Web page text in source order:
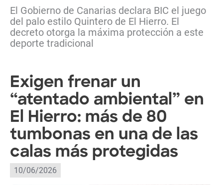
El Gobierno de Canarias declara BIC el juego
del palo estilo Quintero de El Hierro. El
decreto otorga la máxima protección a este
deporte tradicional
Exigen frenar un
“atentado ambiental” en
El Hierro: más de 80
tumbonas en una de las
calas más protegidas
10/06/2026